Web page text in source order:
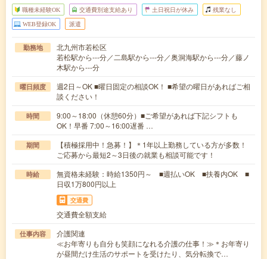
職種未経験OK 交通費別途支給あり 土日祝日が休み 残業なし
WEB登録OK 派遣
勤務地
北九州市若松区
若松駅から---分／二島駅から---分／奥洞海駅から---分／藤ノ
木駅から---分
曜日頻度
週2日～OK ■曜日固定の相談OK！ ■希望の曜日があればご相
談ください！
時間
9:00～18:00（休憩60分）■ご希望があれば下記シフトも
OK！早番 7:00～16:00遅番 …
期間
【積極採用中！急募！】＊1年以上勤務している方が多数！
ご応募から最短2～3日後の就業も相談可能です！
時給
無資格未経験：時給1350円～ ■週払いOK ■扶養内OK ■
日収1万800円以上
交通費
交通費全額支給
仕事内容
介護関連
≪お年寄りも自分も笑顔になれる介護の仕事！≫＊お年寄り
が昼間だけ生活のサポートを受けたり、気分転換で…